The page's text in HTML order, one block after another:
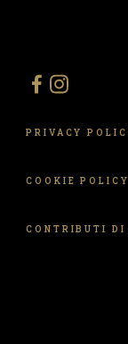
PRIVACY
COOKIE POLICY
CONTRIBUTI DI